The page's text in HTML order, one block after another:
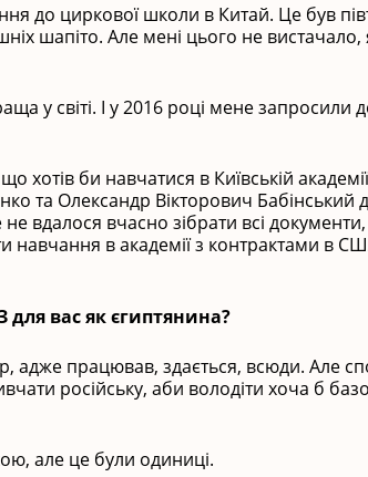
до циркової школи в Китай. Це був
шапіто. Але мені цього не вистачало,
у світі. І у 2016 році мене запросили
би навчатися в Київській
та Олександр Вікторович
вдалося вчасно зібрати всі
навчання в академії з контрактами в
вас як єгиптянина?
адже працював, здається, всюди. Але
російську, аби володіти хоча б
але це були одиниці.